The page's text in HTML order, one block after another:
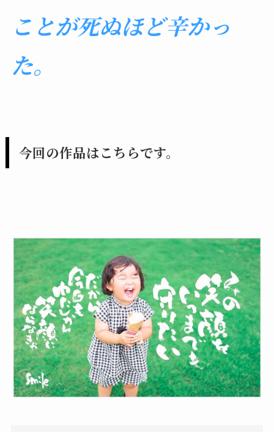
ことが死ぬほど辛かっ
た。
今回の作品はこちらです。